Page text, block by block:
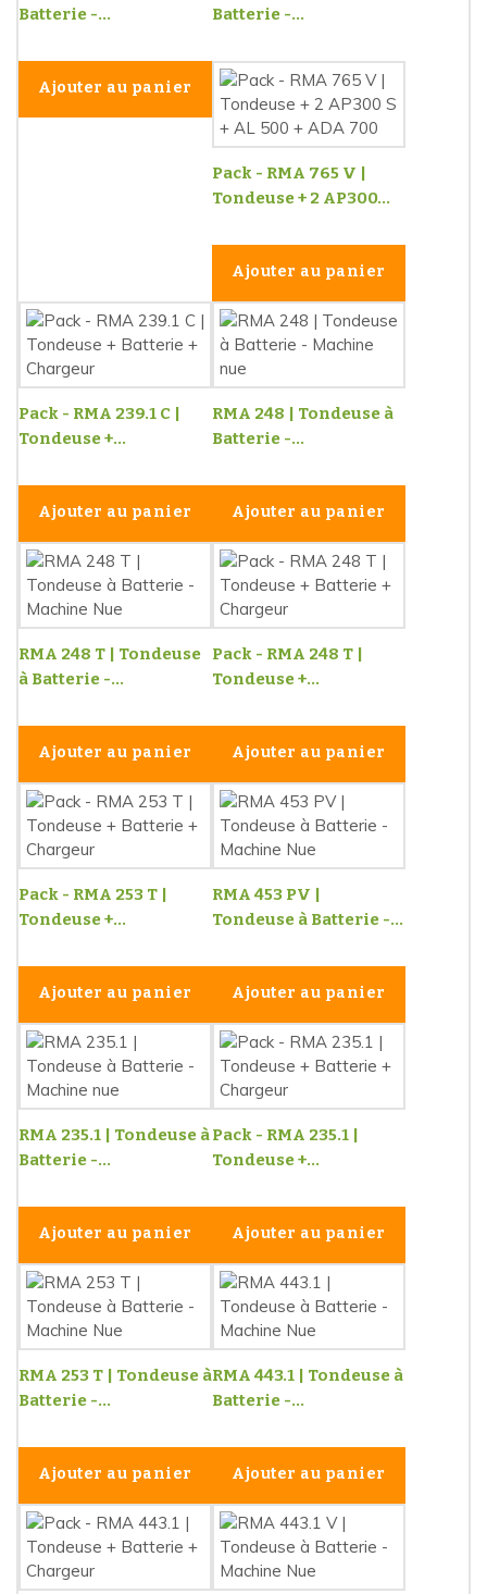
Batterie -...
Ajouter au panier
Batterie -...
Pack - RMA 765 V |
Tondeuse + 2 AP300...
Ajouter au panier
Pack - RMA 239.1 C |
Tondeuse +...
Ajouter au panier
RMA 248 | Tondeuse à
Batterie -...
Ajouter au panier
RMA 248 T | Tondeuse
à Batterie -...
Ajouter au panier
Pack - RMA 248 T |
Tondeuse +...
Ajouter au panier
Pack - RMA 253 T |
Tondeuse +...
Ajouter au panier
RMA 453 PV |
Tondeuse à Batterie -...
Ajouter au panier
RMA 235.1 | Tondeuse à
Batterie -...
Ajouter au panier
Pack - RMA 235.1 |
Tondeuse +...
Ajouter au panier
RMA 253 T | Tondeuse à
Batterie -...
Ajouter au panier
RMA 443.1 | Tondeuse à
Batterie -...
Ajouter au panier